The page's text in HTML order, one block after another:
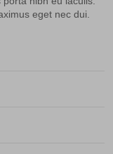
eget nec dui.